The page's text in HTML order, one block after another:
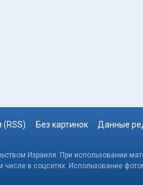
(RSS) Без картинок Данные
Израиля. При использовании
в соцсетях. Использование